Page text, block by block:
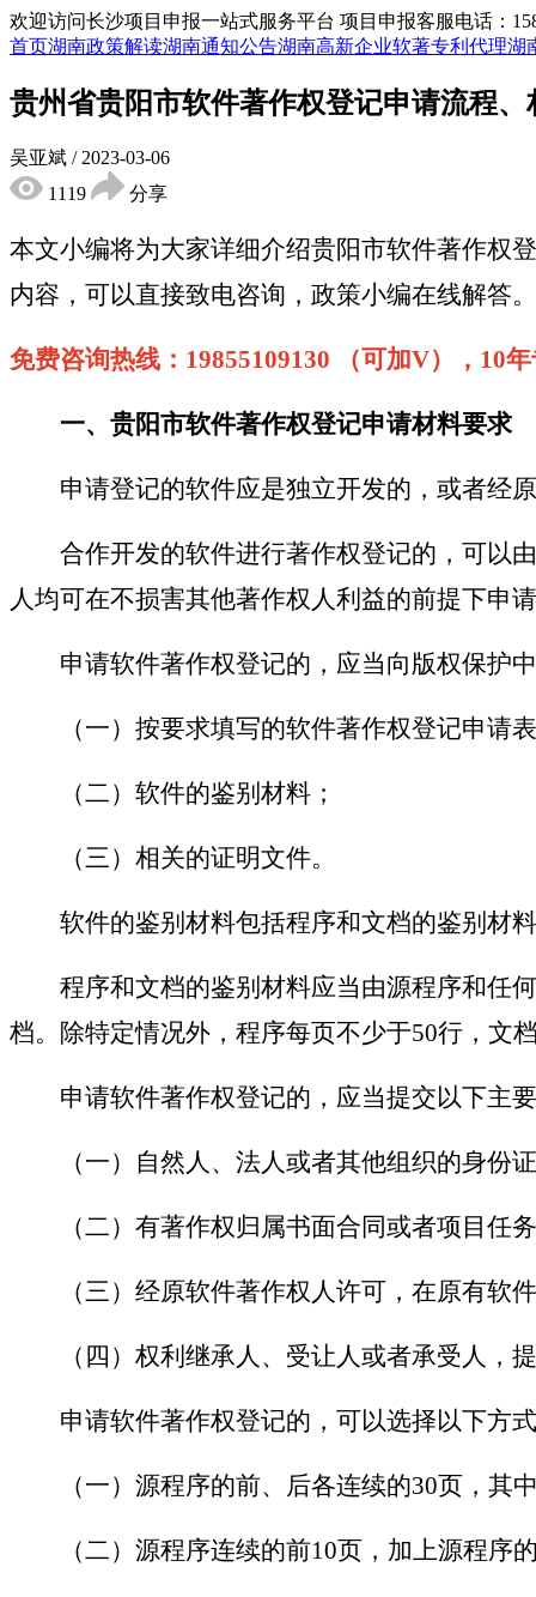
欢迎访问长沙项目申报一站式服务平台 项目申报客服电话：
首页湖南政策解读湖南通知公告湖南高新企业软著专利代理湖
贵州省贵阳市软件著作权登记申请流程
吴亚斌 / 2023-03-06
1119
分享
本文小编将为大家详细介绍贵阳市软件著作权
内容，可以直接致电咨询，政策小编在线解答。
免费咨询热线： 19855109130 （可加V），10
一、 贵阳市软件著作权登记申请材料要求
申请登记的软件应是独立开发的，或者经原
合作开发的软件进行著作权登记的，可以由
人均可在不损害其他著作权人利益的前提下申
申请软件著作权登记的，应当向版权保护
（一）按要求填写的软件著作权登记申请
（二）软件的鉴别材料；
（三）相关的证明文件。
软件的鉴别材料包括程序和文档的鉴别材
程序和文档的鉴别材料应当由源程序和任何
档。除特定情况外，程序每页不少于50行，文
申请软件著作权登记的，应当提交以下主
（一）自然人、法人或者其他组织的身份
（二）有著作权归属书面合同或者项目任务
（三）经原软件著作权人许可，在原有软件
（四）权利继承人、受让人或者承受人，提
申请软件著作权登记的，可以选择以下方式
（一）源程序的前、后各连续的30页，其
（二）源程序连续的前10页，加上源程序